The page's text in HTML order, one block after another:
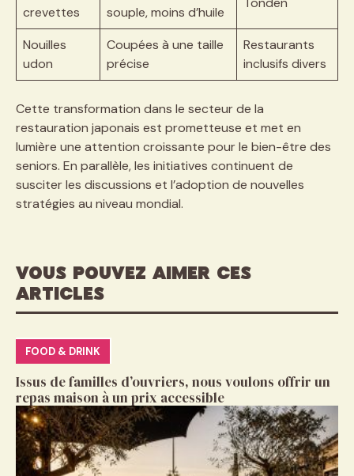
crevettes
souple, moins d’huile
Nouilles
udon
Coupées à une taille
précise
Restaurants
inclusifs divers
Cette transformation dans le secteur de la
restauration japonais est prometteuse et met en
lumière une attention croissante pour le bien-être des
seniors. En parallèle, les initiatives continuent de
susciter les discussions et l’adoption de nouvelles
stratégies au niveau mondial.
VOUS POUVEZ AIMER CES
ARTICLES
FOOD & DRINK
Issus de familles d’ouvriers, nous voulons offrir un
repas maison à un prix accessible